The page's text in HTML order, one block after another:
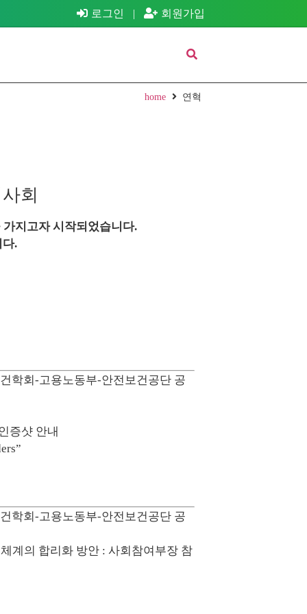
로그인 | 회원가입
home 연혁
회
지고자 시작되었습니다.
.
학회-고용노동부-안전보건공단 공
증샷 안내
학회-고용노동부-안전보건공단 공
계의 합리화 방안 : 사회참여부장 참